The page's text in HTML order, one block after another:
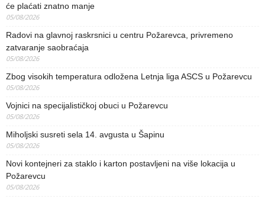
će plaćati znatno manje
05/08/2026
Radovi na glavnoj raskrsnici u centru Požarevca, privremeno
zatvaranje saobraćaja
05/08/2026
Zbog visokih temperatura odložena Letnja liga ASCS u Požarevcu
05/08/2026
Vojnici na specijalističkoj obuci u Požarevcu
05/08/2026
Miholjski susreti sela 14. avgusta u Šapinu
05/08/2026
Novi kontejneri za staklo i karton postavljeni na više lokacija u
Požarevcu
05/08/2026